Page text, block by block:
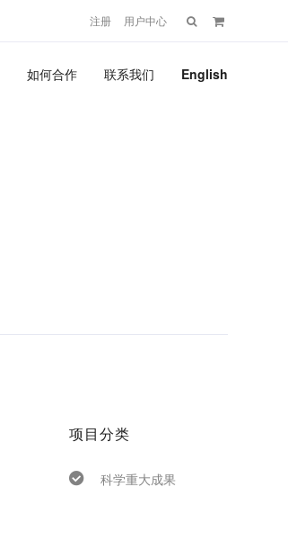
注册 用户中心 搜
如何合作 联系我们 English
项目分类
科学重大成果